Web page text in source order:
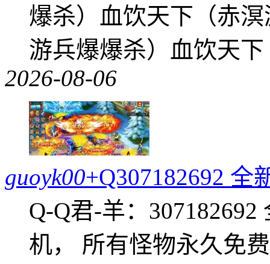
爆杀）血饮天下（赤
游兵爆爆杀）血饮天
2026-08-06
guoyk00+Q307182692
Q-Q君-羊：
机， 所有怪物永久免